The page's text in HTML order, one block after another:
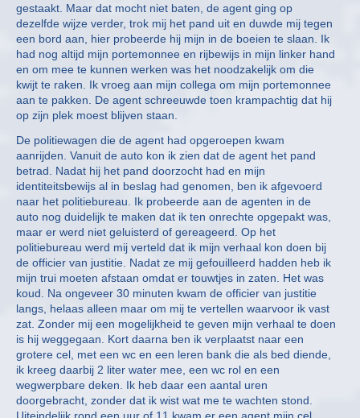
gestaakt. Maar dat mocht niet baten, de agent ging op
dezelfde wijze verder, trok mij het pand uit en duwde mij tegen
een bord aan, hier probeerde hij mijn in de boeien te slaan. Ik
had nog altijd mijn portemonnee en rijbewijs in mijn linker hand
en om mee te kunnen werken was het noodzakelijk om die
kwijt te raken. Ik vroeg aan mijn collega om mijn portemonnee
aan te pakken. De agent schreeuwde toen krampachtig dat hij
op zijn plek moest blijven staan.
De politiewagen die de agent had opgeroepen kwam
aanrijden. Vanuit de auto kon ik zien dat de agent het pand
betrad. Nadat hij het pand doorzocht had en mijn
identiteitsbewijs al in beslag had genomen, ben ik afgevoerd
naar het politiebureau. Ik probeerde aan de agenten in de
auto nog duidelijk te maken dat ik ten onrechte opgepakt was,
maar er werd niet geluisterd of gereageerd. Op het
politiebureau werd mij verteld dat ik mijn verhaal kon doen bij
de officier van justitie. Nadat ze mij gefouilleerd hadden heb ik
mijn trui moeten afstaan omdat er touwtjes in zaten. Het was
koud. Na ongeveer 30 minuten kwam de officier van justitie
langs, helaas alleen maar om mij te vertellen waarvoor ik vast
zat. Zonder mij een mogelijkheid te geven mijn verhaal te doen
is hij weggegaan. Kort daarna ben ik verplaatst naar een
grotere cel, met een wc en een leren bank die als bed diende,
ik kreeg daarbij 2 liter water mee, een wc rol en een
wegwerpbare deken. Ik heb daar een aantal uren
doorgebracht, zonder dat ik wist wat me te wachten stond.